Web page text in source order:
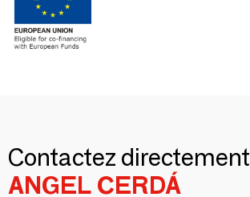
Contactez directement
ANGEL CERDÁ